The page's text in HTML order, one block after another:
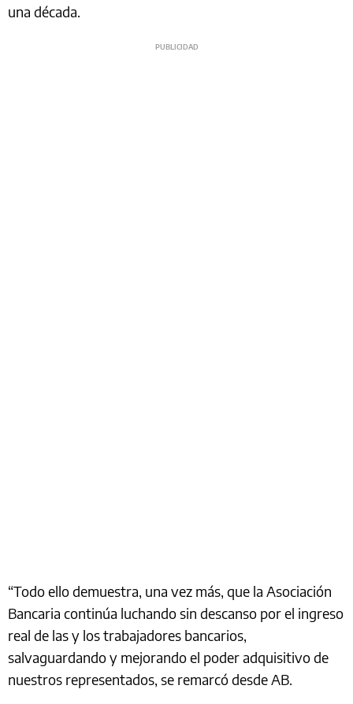
una década.
“Todo ello demuestra, una vez más, que la Asociación
Bancaria continúa luchando sin descanso por el ingreso
real de las y los trabajadores bancarios,
salvaguardando y mejorando el poder adquisitivo de
nuestros representados, se remarcó desde AB.